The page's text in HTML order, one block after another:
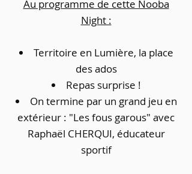
Au programme de cette Nooba
Night :
Territoire en Lumière, la place
des ados
Repas surprise !
On termine par un grand jeu en
extérieur : "Les fous garous" avec
Raphaël CHERQUI, éducateur
sportif